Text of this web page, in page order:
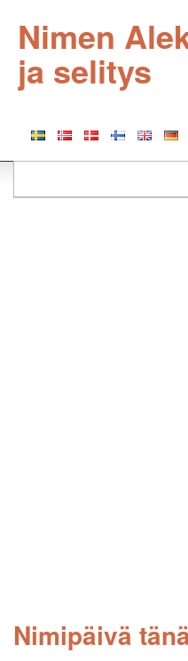
Nimen
ja selitys
Nimipäivä